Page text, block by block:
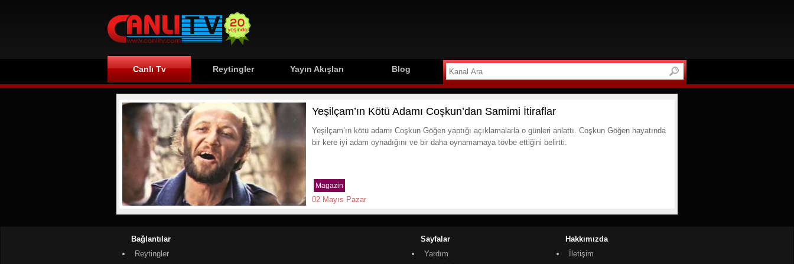
Canlı Tv Reytingler Yayın Akışları Blog
Yeşilçam’ın Kötü Adamı Coşkun’dan Samimi İtiraflar
Yeşilçam’ın kötü adamı Coşkun Göğen yaptığı açıklamalarla o günleri anlattı. Coşkun Göğen hayatında
bir kere iyi adam oynadığını ve bir daha oynamamaya tövbe ettiğini belirtti.
Magazin
02 Mayıs Pazar
Bağlantılar
Reytingler
Sayfalar
Yardım
Hakkımızda
İletişim